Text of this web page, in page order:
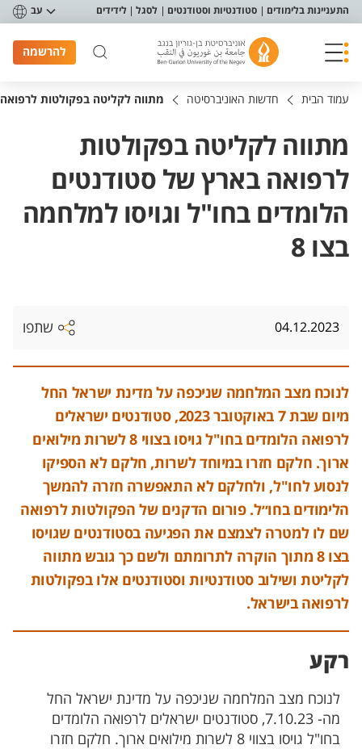
תפריט נגישות
התעניינות בלימודים סטודנטיות וסטודנטים לסגל לידידים עב
להרשמה
עמוד הבית חדשות האוניברסיטה מתווה לקליטה בפקולטות
מתווה לקליטה בפקולטות
לרפואה בארץ של סטודנטים
הלומדים בחו"ל וגויסו למלחמה
בצו 8
04.12.2023 שתפו
לנוכח מצב המלחמה שניכפה על מדינת ישראל החל
מיום שבת 7 באוקטובר 2023, סטודנטים ישראלים
לרפואה הלומדים בחו"ל גויסו בצווי 8 לשרות מילואים
ארוך. חלקם חזרו במיוחד לשרות, חלקם לא הספיקו
לנסוע לחו"ל, ולחלקם לא התאפשרה חזרה להמשך
הלימודים בחו״ל. פורום הדקנים של הפקולטות לרפואה
שם לו למטרה לצמצם את הפגיעה בסטודנטים שגויסו
בצו 8 מתוך הוקרה לתרומתם ולשם כך גובש מתווה
לקליטת ושילוב סטודנטיות וסטודנטים אלו בפקולטות
לרפואה בישראל.
רקע
לנוכח מצב המלחמה שניכפה על מדינת ישראל החל
מה- 7.10.23, סטודנטים ישראלים לרפואה הלומדים
בחו"ל גויסו בצווי 8 לשרות מילואים ארוך. חלקם חזרו